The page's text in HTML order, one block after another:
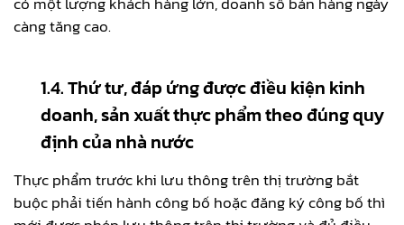
càng tăng cao.
1.4. Thứ tư, đáp ứng được điều kiện kinh
doanh, sản xuất thực phẩm theo đúng quy
định của nhà nước
Thực phẩm trước khi lưu thông trên thị trường bắt
buộc phải tiến hành công bố hoặc đăng ký công bố thì